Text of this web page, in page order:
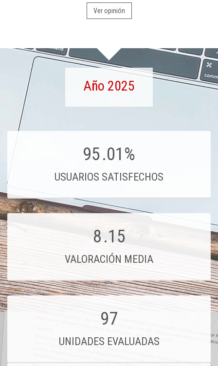
Ver opinión
Año 2025
95.01%
USUARIOS SATISFECHOS
8.15
VALORACIÓN MEDIA
97
UNIDADES EVALUADAS